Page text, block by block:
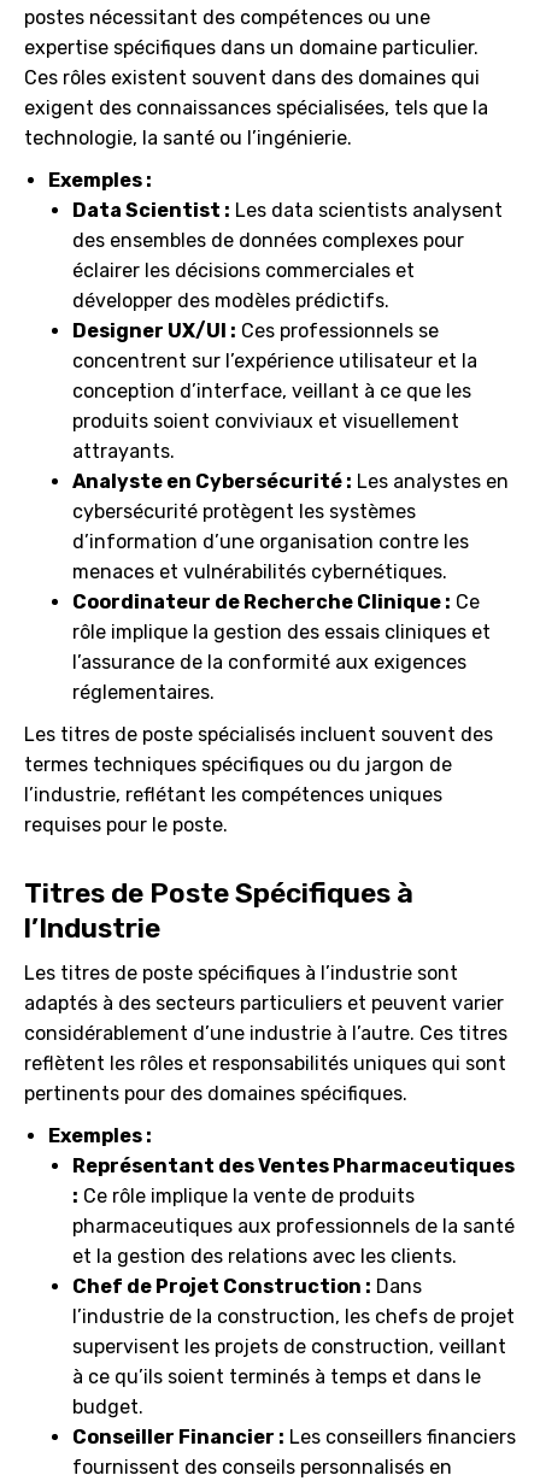
postes nécessitant des compétences ou une
expertise spécifiques dans un domaine particulier.
Ces rôles existent souvent dans des domaines qui
exigent des connaissances spécialisées, tels que la
technologie, la santé ou l’ingénierie.
Exemples :
Data Scientist : Les data scientists analysent
des ensembles de données complexes pour
éclairer les décisions commerciales et
développer des modèles prédictifs.
Designer UX/UI : Ces professionnels se
concentrent sur l’expérience utilisateur et la
conception d’interface, veillant à ce que les
produits soient conviviaux et visuellement
attrayants.
Analyste en Cybersécurité : Les analystes en
cybersécurité protègent les systèmes
d’information d’une organisation contre les
menaces et vulnérabilités cybernétiques.
Coordinateur de Recherche Clinique : Ce
rôle implique la gestion des essais cliniques et
l’assurance de la conformité aux exigences
réglementaires.
Les titres de poste spécialisés incluent souvent des
termes techniques spécifiques ou du jargon de
l’industrie, reflétant les compétences uniques
requises pour le poste.
Titres de Poste Spécifiques à
l’Industrie
Les titres de poste spécifiques à l’industrie sont
adaptés à des secteurs particuliers et peuvent varier
considérablement d’une industrie à l’autre. Ces titres
reflètent les rôles et responsabilités uniques qui sont
pertinents pour des domaines spécifiques.
Exemples :
Représentant des Ventes Pharmaceutiques
: Ce rôle implique la vente de produits
pharmaceutiques aux professionnels de la santé
et la gestion des relations avec les clients.
Chef de Projet Construction : Dans
l’industrie de la construction, les chefs de projet
supervisent les projets de construction, veillant
à ce qu’ils soient terminés à temps et dans le
budget.
Conseiller Financier : Les conseillers financiers
fournissent des conseils personnalisés en